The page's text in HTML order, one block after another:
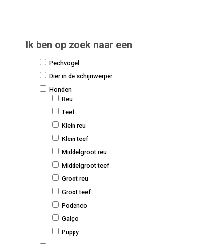
Ik ben op zoek naar een
Pechvogel
Dier in de schijnwerper
Honden
Reu
Teef
Klein reu
Klein teef
Middelgroot reu
Middelgroot teef
Groot reu
Groot teef
Podenco
Galgo
Puppy